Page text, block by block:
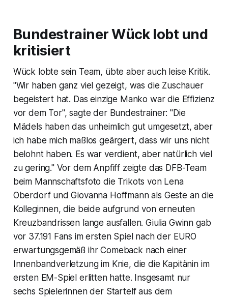
Bundestrainer Wück lobt und
kritisiert
Wück lobte sein Team, übte aber auch leise Kritik.
"Wir haben ganz viel gezeigt, was die Zuschauer
begeistert hat. Das einzige Manko war die Effizienz
vor dem Tor", sagte der Bundestrainer: "Die
Mädels haben das unheimlich gut umgesetzt, aber
ich habe mich maßlos geärgert, dass wir uns nicht
belohnt haben. Es war verdient, aber natürlich viel
zu gering." Vor dem Anpfiff zeigte das DFB-Team
beim Mannschaftsfoto die Trikots von Lena
Oberdorf und Giovanna Hoffmann als Geste an die
Kolleginnen, die beide aufgrund von erneuten
Kreuzbandrissen lange ausfallen. Giulia Gwinn gab
vor 37.191 Fans im ersten Spiel nach der EURO
erwartungsgemäß ihr Comeback nach einer
Innenbandverletzung im Knie, die die Kapitänin im
ersten EM-Spiel erlitten hatte. Insgesamt nur
sechs Spielerinnen der Startelf aus dem